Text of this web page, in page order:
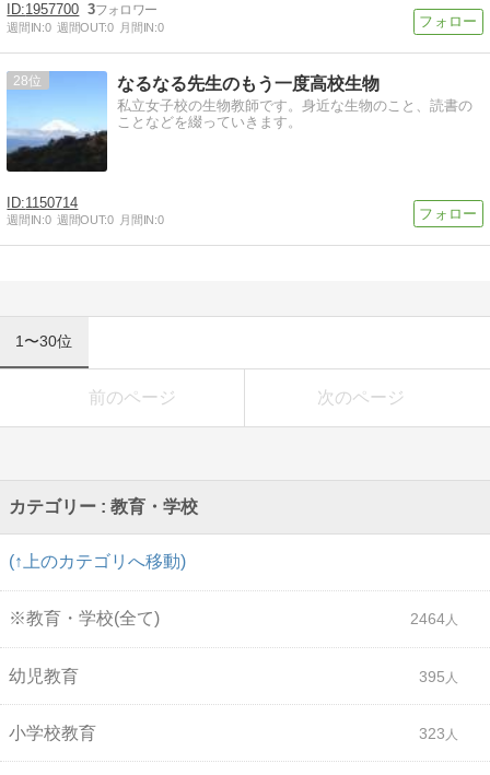
1957700 3
週間IN:0 週間OUT:0 月間IN:0
28 なるなる先生のもう一度高校生物
私立女子校の生物教師です。身近な生物のこと、読書の
ことなどを綴っていきます。
1150714
週間IN:0 週間OUT:0 月間IN:0
1〜30位
前のページ 次のページ
カテゴリー : 教育・学校
(↑上のカテゴリへ移動)
※教育・学校(全て) 2464
幼児教育 395
小学校教育 323